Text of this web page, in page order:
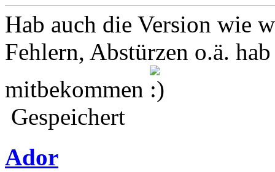
Hab auch die Version wie
Fehlern, Abstürzen o.ä.
mitbekommen
Gespeichert
Ador